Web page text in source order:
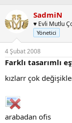
n
b
u
y
u
b
a
ş
l
t
a
n
ş
a
n
ı
ç
a
i
SadmiN
♥ Evli Mutlu
Yönetici
4 Şubat 2008
Farklı tasarımlı
kızlarr çok
arabadan ofis